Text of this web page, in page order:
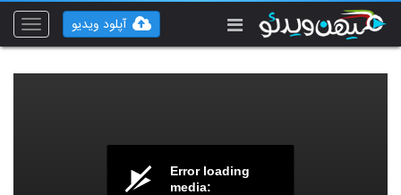
Toggle
آپلود ویدیو
Error loading
media: